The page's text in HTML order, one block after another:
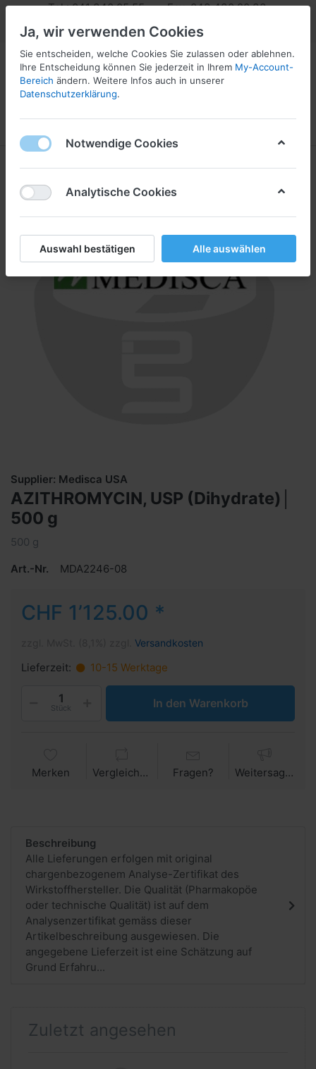
Tel.: 041 340 05 55 Fax: 043 430 20 33
info@pharmaserv.com
Supplier: Medisca USA
AZITHROMYCIN, USP (Dihydrate)│
500 g
500 g
Art.-Nr.
MDA2246-08
CHF 1’125.00 *
Versandkosten
Lieferzeit: 10-15 Werktage
Stück In den Warenkorb
Merken Vergleichen Fragen? Weitersagen
Beschreibung
Alle Lieferungen erfolgen mit original
chargenbezogenem Analyse-Zertifikat des
Wirkstoffhersteller. Die Qualität (Pharmakopöe
oder technische Qualität) ist auf dem
Analysenzertifikat gemäss dieser
Artikelbeschreibung ausgewiesen. Die
angegebene Lieferzeit ist eine Schätzung auf
Grund Erfahru...
Zuletzt angesehen
Ja, wir verwenden Cookies
Sie entscheiden, welche Cookies Sie zulassen oder ablehnen.
Ihre Entscheidung können Sie jederzeit in Ihrem My-Account-
Bereich ändern. Weitere Infos auch in unserer
Datenschutzerklärung.
Notwendige Cookies
Analytische Cookies
Auswahl bestätigen Alle auswählen